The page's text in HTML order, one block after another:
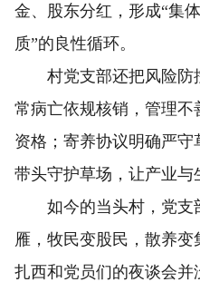
金、股东分红，形成“集
质”的良性循环。
村党支部还把风险防
常病亡依规核销，管理
资格；寄养协议明确严
带头守护草场，让产业与
如今的当头村，党支
雁，牧民变股民，散养
扎西和党员们的夜谈会